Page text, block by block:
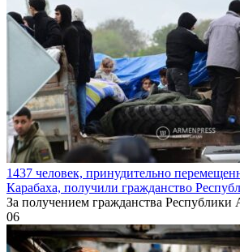
1437 человек, принудительно
Карабаха, получили гражданство
За получением гражданства Республики
06